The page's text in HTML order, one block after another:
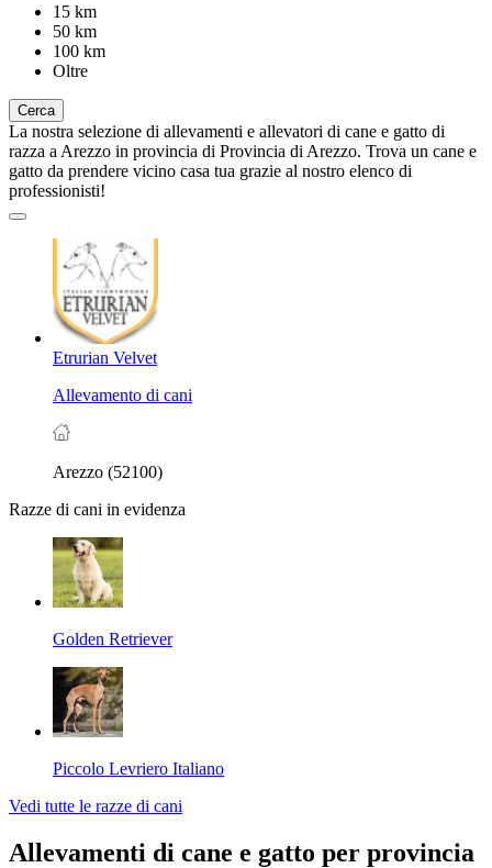
15 km
50 km
100 km
Oltre
Cerca
La nostra selezione di allevamenti e allevatori di cane e gatto di
razza a Arezzo in provincia di Provincia di Arezzo. Trova un cane e
gatto da prendere vicino casa tua grazie al nostro elenco di
professionisti!
Etrurian Velvet
Allevamento di cani
Arezzo (52100)
Razze di cani in evidenza
Golden Retriever
Piccolo Levriero Italiano
Vedi tutte le razze di cani
Allevamenti di cane e gatto per provincia